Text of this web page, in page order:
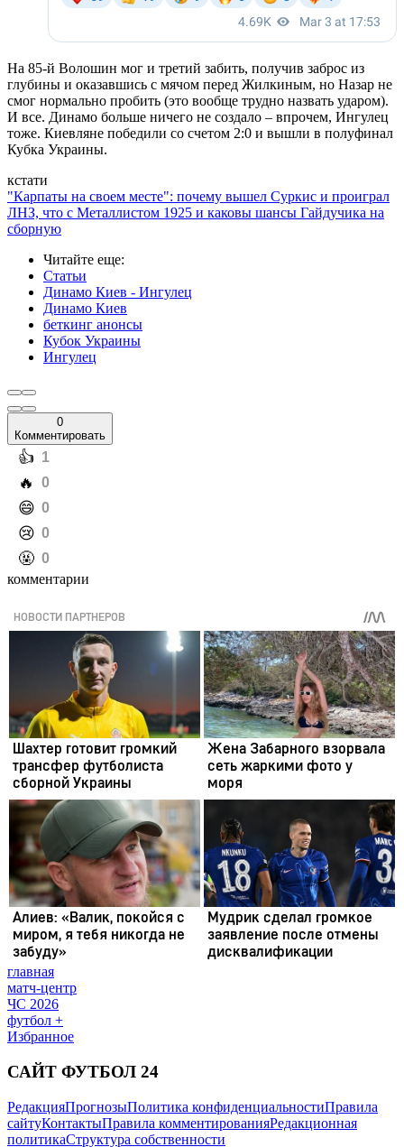
На 85-й Волошин мог и третий забить, получив заброс из
глубины и оказавшись с мячом перед Жилкиным, но Назар не
смог нормально пробить (это вообще трудно назвать ударом).
И все. Динамо больше ничего не создало – впрочем, Ингулец
тоже. Киевляне победили со счетом 2:0 и вышли в полуфинал
Кубка Украины.
кстати
"Карпаты на своем месте": почему вышел Суркис и проиграл
ЛНЗ, что с Металлистом 1925 и каковы шансы Гайдучика на
сборную
Читайте еще:
Статьи
Динамо Киев - Ингулец
Динамо Киев
беткинг анонсы
Кубок Украины
Ингулец
0
Комментировать
️👍 1
️🔥 0
️😄 0
️😢 0
️🤬 0
комментарии
главная
матч-центр
ЧС 2026
футбол +
Избранное
САЙТ ФУТБОЛ 24
РедакцияПрогнозыПолитика конфиденциальностиПравила
сайтуКонтактыПравила комментированияРедакционная
политикаСтруктура собственности